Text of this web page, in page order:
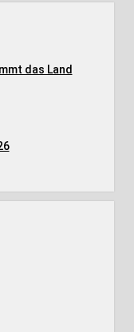
das Land